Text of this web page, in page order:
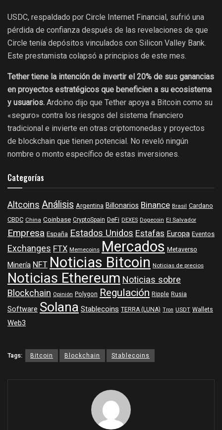
USDC, respaldado por Circle Internet Financial, sufrió una
pérdida de confianza después de las revelaciones de que
Circle tenía depósitos vinculados con Silicon Valley Bank.
Este prestamista colapsó a principios de este mes.
Tether tiene la intención de invertir el 20% de sus ganancias
en proyectos estratégicos que beneficien a su ecosistema
y usuarios. Ardoino dijo que Tether apoya a Bitcoin como su
«seguro» contra los riesgos del sistema financiero
tradicional e invierte en otras criptomonedas y proyectos
de blockchain que tienen potencial. No reveló ningún
nombre o monto específico de estas inversiones.
Categorías
Altcoins Análisis Argentina Billonarios Binance Brasil Cardano
CBDC China Coinbase CryptoSpain DeFi DEXES Dogecoin El Salvador
Empresa España Estados Unidos Estafas Europa Eventos
Exchanges FTX Memecoins Mercados Metaverso
MineríaNFTNoticias Bitcoin Noticias de precios
Noticias EthereumNoticias sobre
Blockchain Opinión Polygon Regulación Ripple Rusia
Software SolanaStablecoins TERRA (LUNA) Tron USDT Wallets
Web3
Tags: Bitcoin Blockchain Stablecoins